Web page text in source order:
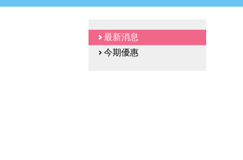
最新消息
今期優惠